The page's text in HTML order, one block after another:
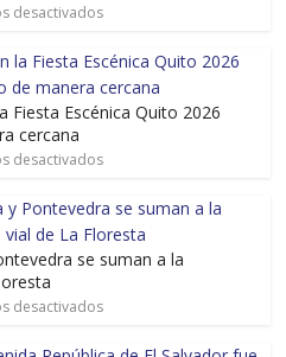
desactivados
Fiesta Escénica Quito 2026
cercana
desactivados
se suman a la
desactivados